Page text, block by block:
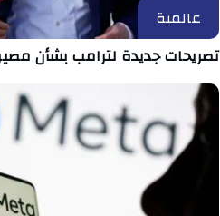
عالمية
تصريحات جديدة لترامب بشأن